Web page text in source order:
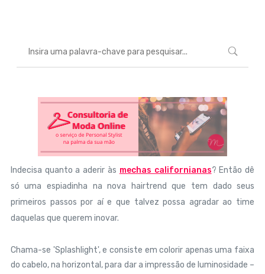
Indecisa quanto a aderir às mechas californianas? Então dê
só uma espiadinha na nova hairtrend que tem dado seus
primeiros passos por aí e que talvez possa agradar ao time
daquelas que querem inovar.
Chama-se 'Splashlight', e consiste em colorir apenas uma faixa
do cabelo, na horizontal, para dar a impressão de luminosidade –